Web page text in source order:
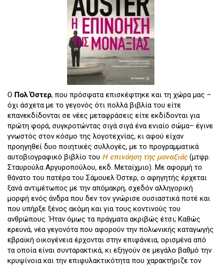
Ο Πολ Όστερ, που πρόσφατα επισκέφτηκε και τη χώρα μας –
όχι άσχετα με το γεγονός ότι πολλά βιβλία του είτε
επανεκδίδονται σε νέες μεταφράσεις είτε εκδίδονται για
πρώτη φορά, συγκροτώντας σιγά σιγά ένα ενιαίο σώμα– έγινε
γνωστός στον κόσμο της λογοτεχνίας, κι αφού είχαν
προηγηθεί δυο ποιητικές συλλογές, με το προγραμματικά
αυτοβιογραφικό βιβλίο του Η επινόηση της μοναξιάς(μτφρ.
Σταυρούλα Αργυροπούλου, εκδ. Μεταίχμιο). Με αφορμή το
θάνατο του πατέρα του Σάμουελ Όστερ, ο αφηγητής έρχεται
ξανά αντιμέτωπος με την απόμακρη, σχεδόν αλληγορική
μορφή ενός άνδρα που δεν τον γνώρισε ουσιαστικά ποτέ και
που υπήρξε ξένος ακόμη και για τους κοντινούς του
ανθρώπους. Ήταν όμως τα πράγματα ακριβώς έτσι; Καθώς
ερευνά, νέα γεγονότα που αφορούν την πολωνικής καταγωγής
εβραϊκή οικογένεια έρχονται στην επιφάνεια, ορισμένα από
τα οποία είναι συνταρακτικά, κι εξηγούν σε μεγάλο βαθμό την
κρυψίνοια και την επιφυλακτικότητα που χαρακτήριζε τον